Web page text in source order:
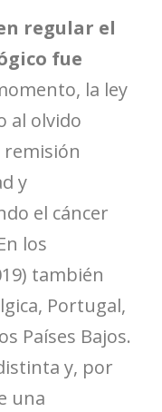
regular el
fue
la ley
al olvido
remisión
y
el cáncer
los
también
Portugal,
Países Bajos.
y, por
una